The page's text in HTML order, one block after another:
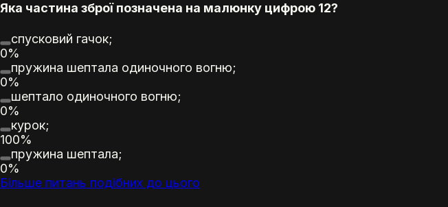
Яка частина зброї позначена на малюнку цифрою 12?
спусковий гачок;
0%
пружина шептала одиночного вогню;
0%
шептало одиночного вогню;
0%
курок;
100%
пружина шептала;
0%
Більше питань подібних до цього